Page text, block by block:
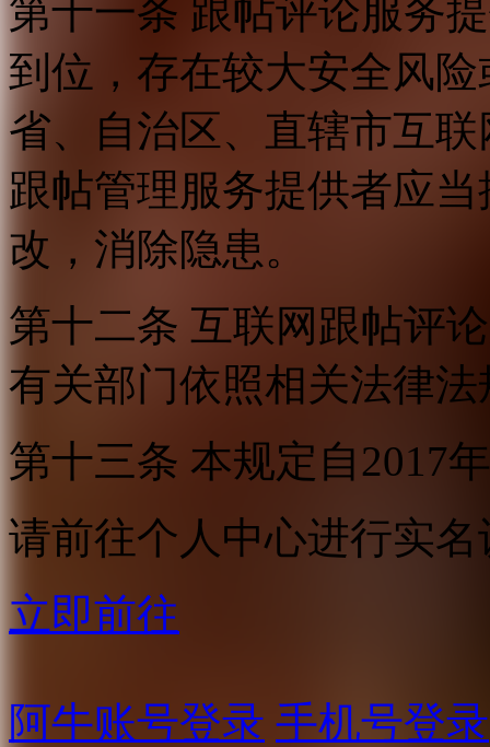
第十一条 跟帖评论服务
到位，存在较大安全风
省、自治区、直辖市互
跟帖管理服务提供者应
改，消除隐患。
第十二条 互联网跟帖评
有关部门依照相关法律
第十三条 本规定自2017
请前往个人中心进行实名
立即前往
阿牛账号登录 手机号登录